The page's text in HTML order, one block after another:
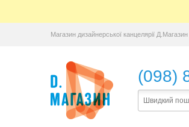
Магазин дизайнерської канцелярії Д.Магазин
(098)